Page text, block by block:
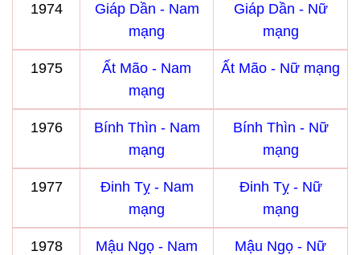
1974
Giáp Dần - Nam
mạng
Giáp Dần - Nữ
mạng
1975
Ất Mão - Nam
mạng
Ất Mão - Nữ mạng
1976
Bính Thìn - Nam
mạng
Bính Thìn - Nữ
mạng
1977
Đinh Tỵ - Nam
mạng
Đinh Tỵ - Nữ
mạng
1978
Mậu Ngọ - Nam
Mậu Ngọ - Nữ